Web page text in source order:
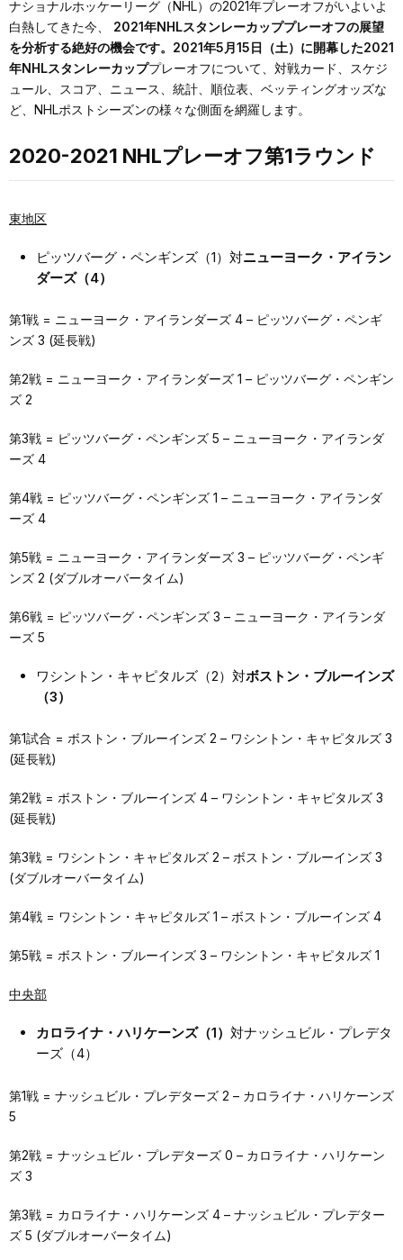
ナショナルホッケーリーグ（NHL）の2021年プレーオフがいよいよ
白熱してきた今、 2021年NHLスタンレーカッププレーオフの展望
を分析する絶好の機会です。2021年5月15日（土）に開幕した2021
年NHLスタンレーカッププレーオフについて、対戦カード、スケジ
ュール、スコア、ニュース、統計、順位表、ベッティングオッズな
ど、NHLポストシーズンの様々な側面を網羅します。
2020-2021 NHLプレーオフ第1ラウンド
東地区
ピッツバーグ・ペンギンズ（1）対ニューヨーク・アイラン
ダーズ（4）
第1戦 = ニューヨーク・アイランダーズ 4 – ピッツバーグ・ペンギ
ンズ 3 (延長戦)
第2戦 = ニューヨーク・アイランダーズ 1 – ピッツバーグ・ペンギン
ズ 2
第3戦 = ピッツバーグ・ペンギンズ 5 – ニューヨーク・アイランダ
ーズ 4
第4戦 = ピッツバーグ・ペンギンズ 1 – ニューヨーク・アイランダ
ーズ 4
第5戦 = ニューヨーク・アイランダーズ 3 – ピッツバーグ・ペンギ
ンズ 2 (ダブルオーバータイム)
第6戦 = ピッツバーグ・ペンギンズ 3 – ニューヨーク・アイランダ
ーズ 5
ワシントン・キャピタルズ（2）対ボストン・ブルーインズ
（3）
第1試合 = ボストン・ブルーインズ 2 – ワシントン・キャピタルズ 3
(延長戦)
第2戦 = ボストン・ブルーインズ 4 – ワシントン・キャピタルズ 3
(延長戦)
第3戦 = ワシントン・キャピタルズ 2 – ボストン・ブルーインズ 3
(ダブルオーバータイム)
第4戦 = ワシントン・キャピタルズ 1 – ボストン・ブルーインズ 4
第5戦 = ボストン・ブルーインズ 3 – ワシントン・キャピタルズ 1
中央部
カロライナ・ハリケーンズ（1） 対ナッシュビル・プレデタ
ーズ（4）
第1戦 = ナッシュビル・プレデターズ 2 – カロライナ・ハリケーンズ
5
第2戦 = ナッシュビル・プレデターズ 0 – カロライナ・ハリケーン
ズ 3
第3戦 = カロライナ・ハリケーンズ 4 – ナッシュビル・プレデター
ズ 5 (ダブルオーバータイム)